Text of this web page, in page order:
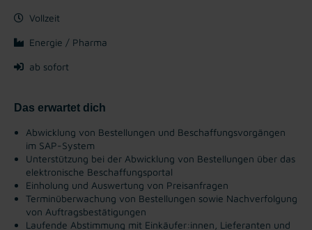
Vollzeit
Energie / Pharma
ab sofort
Das erwartet dich
Abwicklung von Bestellungen und Beschaffungsvorgängen
im SAP-System
Unterstützung bei der Abwicklung von Bestellungen über das
elektronische Beschaffungsportal
Einholung und Auswertung von Preisanfragen
Terminüberwachung von Bestellungen sowie Nachverfolgung
von Auftragsbestätigungen
Laufende Abstimmung mit Einkäufer:innen, Lieferanten und